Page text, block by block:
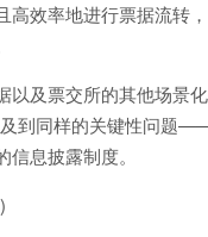
高效率地进行票据流转
以及票交所的其他场景化
到同样的关键性问题
息披露制度。